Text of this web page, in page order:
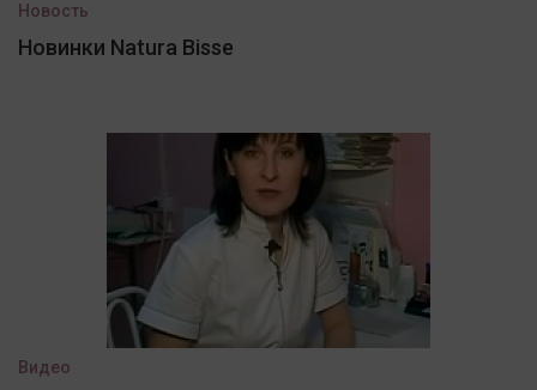
Новость
Новинки Natura Bisse
Видео